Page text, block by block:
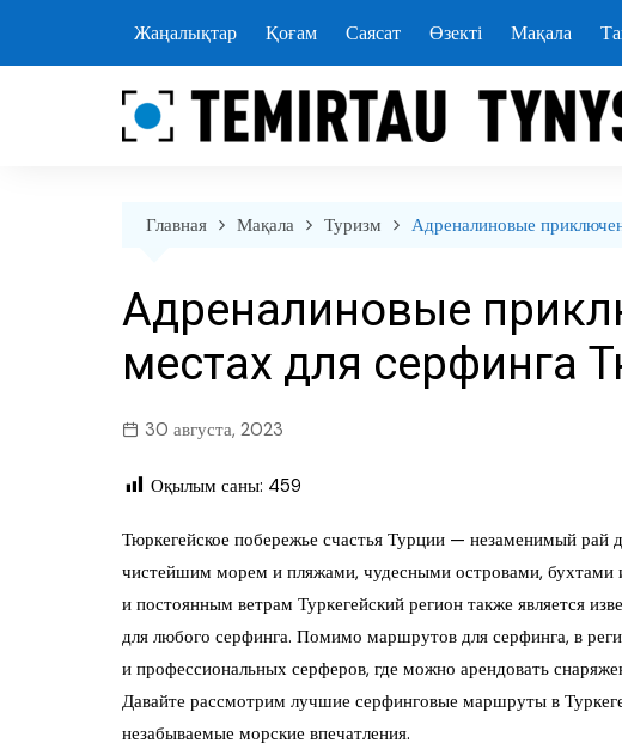
содержанию
Жаңалықтар Қоғам Саясат Өзекті Мақала
Главная Мақала Туризм Адреналиновые
Адреналиновые
местах для серфинга
30 августа, 2023
Оқылым саны: 459
Тюркегейское побережье счастья Турции — незаменимый рай
чистейшим морем и пляжами, чудесными островами, бухтами
и постоянным ветрам Туркегейский регион также является
для любого серфинга. Помимо маршрутов для серфинга, в
и профессиональных серферов, где можно арендовать
Давайте рассмотрим лучшие серфинговые маршруты в
незабываемые морские впечатления.